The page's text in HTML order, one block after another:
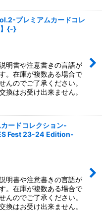
プレミアムカードコレ
】{-}
明書や注意書きの言語が
。在庫が複数ある場合で
んのでご了承ください。
換はお受け出来ません。
ードコレクション-
Fest 23-24 Edition-
明書や注意書きの言語が
。在庫が複数ある場合で
んのでご了承ください。
換はお受け出来ません。